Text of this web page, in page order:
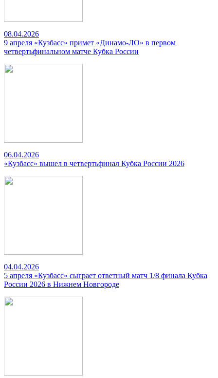
08.04.2026
9 апреля «Кузбасс» примет «Динамо-ЛО» в первом
четвертьфинальном матче Кубка России
06.04.2026
«Кузбасс» вышел в четвертьфинал Кубка России 2026
04.04.2026
5 апреля «Кузбасс» сыграет ответный матч 1/8 финала Кубка
России 2026 в Нижнем Новгороде